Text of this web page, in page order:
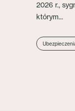
2026 r.,
którym...